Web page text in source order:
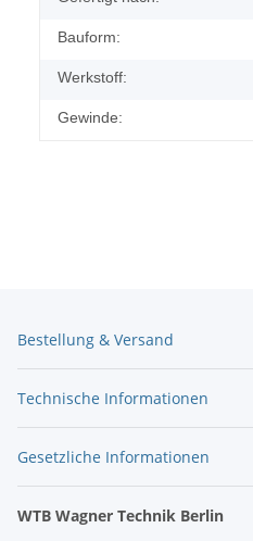
Bauform:
Werkstoff:
Gewinde:
Bestellung & Versand
Technische Informationen
Gesetzliche Informationen
WTB Wagner Technik Berlin